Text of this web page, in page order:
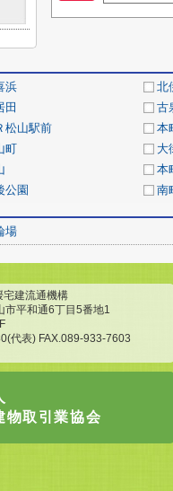
浜 北
田
古
松山駅前
本
町
大
本
公園
南
場
宅建流通機構
平和通6丁目5番地1
代表) FAX.089-933-7603
物取引業協会